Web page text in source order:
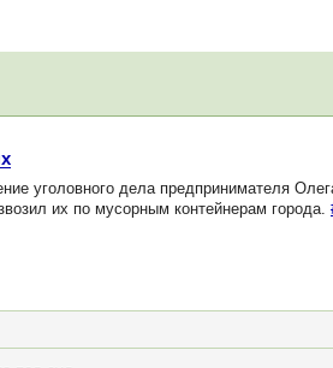
уголовного дела предпринимателя
их по мусорным контейнерам города.